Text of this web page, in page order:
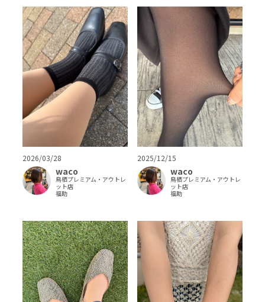
2026/03/28
waco
鳥栖プレミアム・アウトレ
ット店
福助
2025/12/15
waco
鳥栖プレミアム・アウトレ
ット店
福助